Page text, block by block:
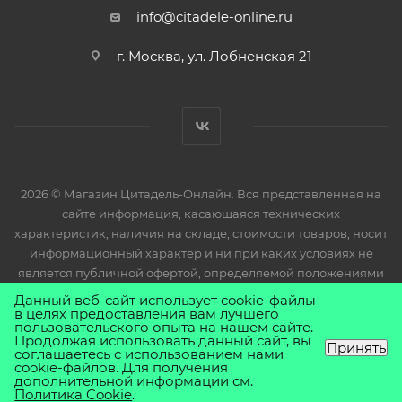
info@citadele-online.ru
г. Москва, ул. Лобненская 21
2026 © Магазин Цитадель-Онлайн. Вся представленная на
сайте информация, касающаяся технических
характеристик, наличия на складе, стоимости товаров, носит
информационный характер и ни при каких условиях не
является публичной офертой, определяемой положениями
Статьи 437(2) Гражданского кодекса РФ.
Данный веб-сайт использует cookie-файлы
в целях предоставления вам лучшего
пользовательского опыта на нашем сайте.
Продолжая использовать данный сайт, вы
соглашаетесь с использованием нами
cookie-файлов. Для получения
дополнительной информации см.
Политика Cookie.
Принять